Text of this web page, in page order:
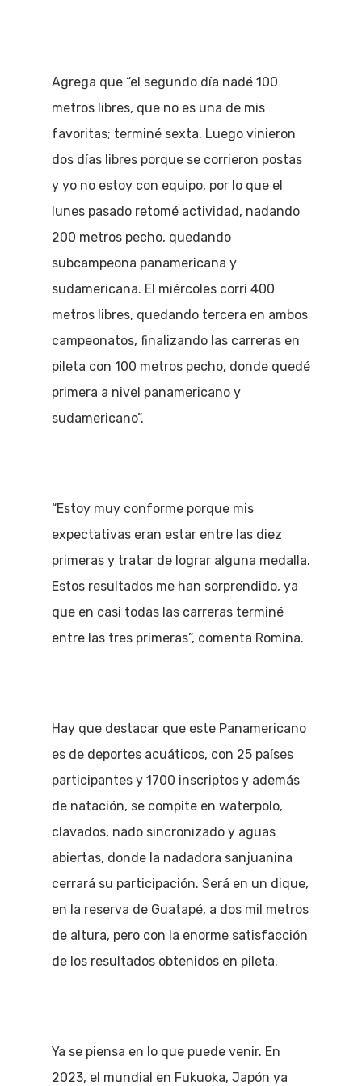
Agrega que “el segundo día nadé 100
metros libres, que no es una de mis
favoritas; terminé sexta. Luego vinieron
dos días libres porque se corrieron postas
y yo no estoy con equipo, por lo que el
lunes pasado retomé actividad, nadando
200 metros pecho, quedando
subcampeona panamericana y
sudamericana. El miércoles corrí 400
metros libres, quedando tercera en ambos
campeonatos, finalizando las carreras en
pileta con 100 metros pecho, donde quedé
primera a nivel panamericano y
sudamericano”.
“Estoy muy conforme porque mis
expectativas eran estar entre las diez
primeras y tratar de lograr alguna medalla.
Estos resultados me han sorprendido, ya
que en casi todas las carreras terminé
entre las tres primeras”, comenta Romina.
Hay que destacar que este Panamericano
es de deportes acuáticos, con 25 países
participantes y 1700 inscriptos y además
de natación, se compite en waterpolo,
clavados, nado sincronizado y aguas
abiertas, donde la nadadora sanjuanina
cerrará su participación. Será en un dique,
en la reserva de Guatapé, a dos mil metros
de altura, pero con la enorme satisfacción
de los resultados obtenidos en pileta.
Ya se piensa en lo que puede venir. En
2023, el mundial en Fukuoka, Japón ya